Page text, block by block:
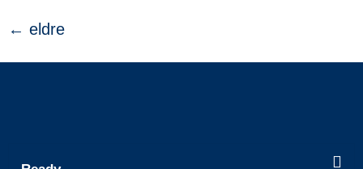
← eldre